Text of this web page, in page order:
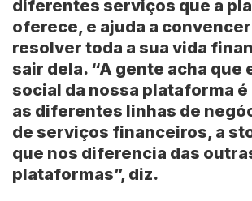
diferentes serviços que a
oferece, e ajuda a
resolver toda a sua vida
sair dela. “A gente acha que
social da nossa plataforma é
as diferentes linhas de
de serviços financeiros, a
que nos diferencia das
plataformas”, diz.